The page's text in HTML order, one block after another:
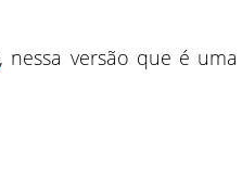
, nessa versão que é